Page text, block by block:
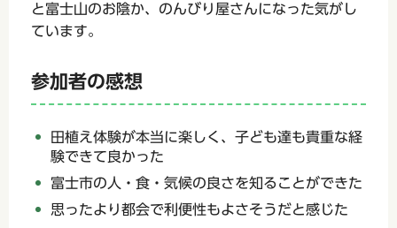
と富士山のお陰か、のんびり屋さんになった気がし
ています。
参加者の感想
田植え体験が本当に楽しく、子ども達も貴重な経
験できて良かった
富士市の人・食・気候の良さを知ることができた
思ったより都会で利便性もよさそうだと感じた